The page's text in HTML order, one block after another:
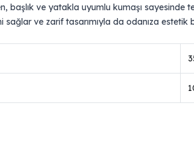
başlık ve yatakla uyumlu kumaşı
sağlar ve zarif tasarımıyla da odanıza estetik